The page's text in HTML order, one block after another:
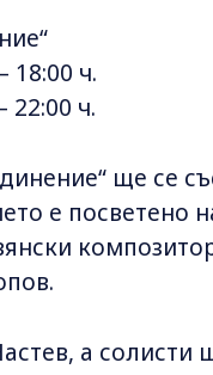
18:00 ч.
22:00 ч.
ще се
е посветено
а